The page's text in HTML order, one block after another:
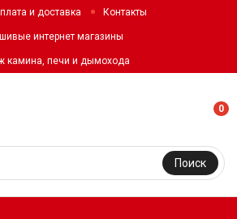
и доставка Контакты
интернет магазины
камина, печи и дымохода
Поиск
0